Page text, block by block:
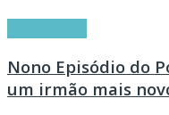
Nono Episódio do
um irmão mais